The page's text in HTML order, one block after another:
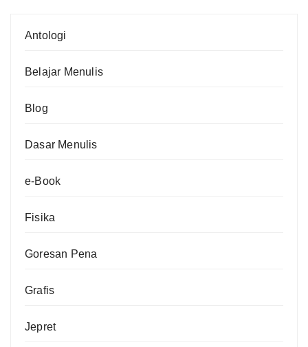
Antologi
Belajar Menulis
Blog
Dasar Menulis
e-Book
Fisika
Goresan Pena
Grafis
Jepret